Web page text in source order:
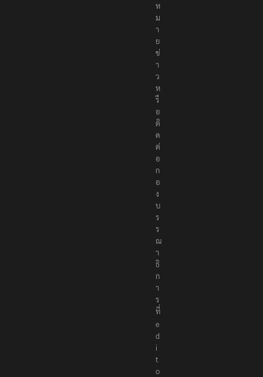
ห
ม
า
ย
ข่
า
ว
ห
รื
อ
ติ
ด
ต่
อ
ก
อ
ง
บ
ร
ร
ณ
า
ธิ
ก
า
ร
ที่
e
d
i
t
o